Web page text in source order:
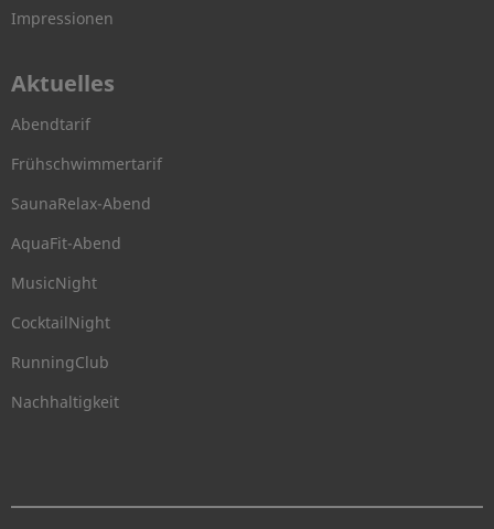
Impressionen
Aktuelles
Abendtarif
Frühschwimmertarif
SaunaRelax-Abend
AquaFit-Abend
MusicNight
CocktailNight
RunningClub
Nachhaltigkeit